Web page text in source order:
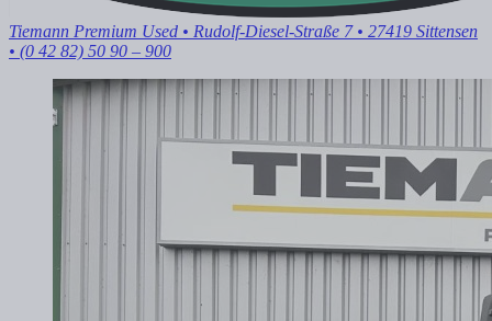
Tiemann Premium Used • Rudolf-Diesel-Straße 7 • 27419 Sittensen
• (0 42 82) 50 90 – 900